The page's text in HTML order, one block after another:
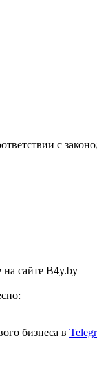
с
сайте B4y.by
бизнеса в